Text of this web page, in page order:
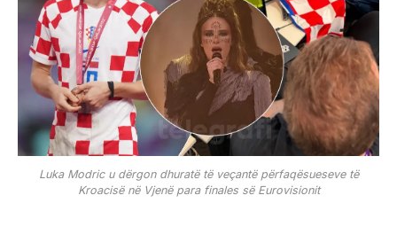
Luka Modric u dërgon dhuratë të veçantë përfaqësueseve të
Kroacisë në Vjenë para finales së Eurovisionit